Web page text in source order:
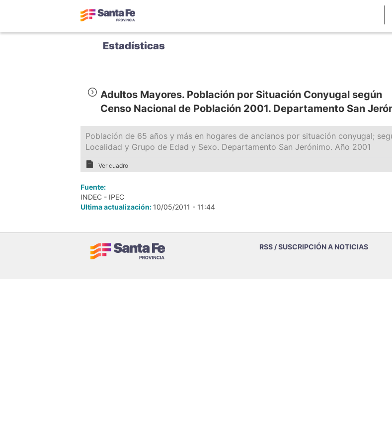
Estadísticas
Adultos Mayores. Población por Situación Conyugal según
Censo Nacional de Población 2001. Departamento San
Población de 65 años y más en hogares de ancianos por situación conyugal;
Localidad y Grupo de Edad y Sexo. Departamento San Jerónimo. Año 2001
Ver cuadro
Fuente:
INDEC - IPEC
Ultima actualización: 10/05/2011 - 11:44
RSS / SUSCRIPCIÓN A NOTICIAS